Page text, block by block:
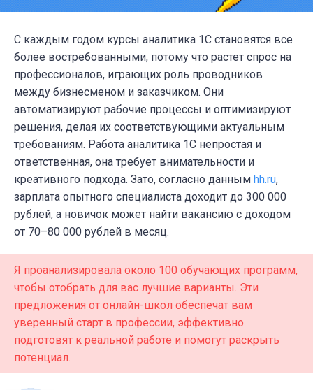
С каждым годом курсы аналитика 1С становятся все
более востребованными, потому что растет спрос на
профессионалов, играющих роль проводников
между бизнесменом и заказчиком. Они
автоматизируют рабочие процессы и оптимизируют
решения, делая их соответствующими актуальным
требованиям. Работа аналитика 1С непростая и
ответственная, она требует внимательности и
креативного подхода. Зато, согласно данным hh.ru,
зарплата опытного специалиста доходит до 300 000
рублей, а новичок может найти вакансию с доходом
от 70–80 000 рублей в месяц.
Я проанализировала около 100 обучающих программ,
чтобы отобрать для вас лучшие варианты. Эти
предложения от онлайн-школ обеспечат вам
уверенный старт в профессии, эффективно
подготовят к реальной работе и помогут раскрыть
потенциал.